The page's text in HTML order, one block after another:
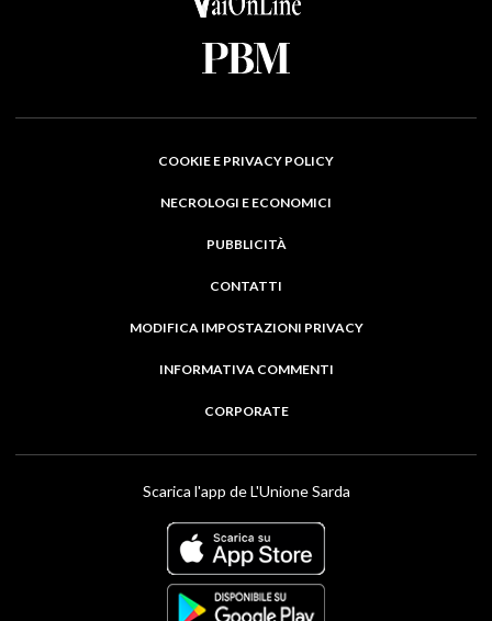
COOKIE E PRIVACY POLICY
NECROLOGI E ECONOMICI
PUBBLICITÀ
CONTATTI
MODIFICA IMPOSTAZIONI PRIVACY
INFORMATIVA COMMENTI
CORPORATE
Scarica l'app de L'Unione Sarda